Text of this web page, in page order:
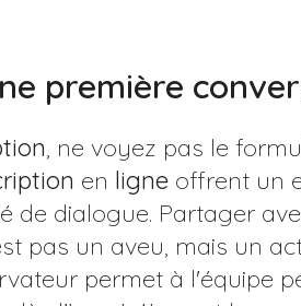
première
, ne voyez pas le
en ligne offrent un
de dialogue. Partager
pas un aveu, mais un
permet à l'équipe